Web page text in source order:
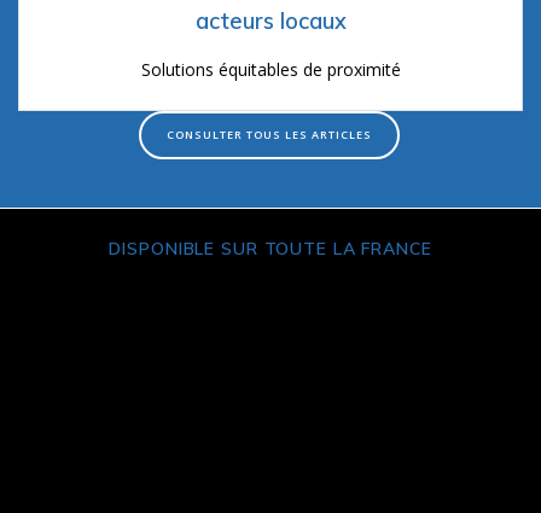
acteurs locaux
Solutions équitables de proximité
CONSULTER TOUS LES ARTICLES
DISPONIBLE SUR TOUTE LA FRANCE